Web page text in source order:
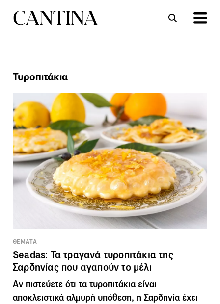
ΣΥΝΤΑΓΕΣ
Τυροπιτάκια
ΘΕΜΑΤΑ
Seadas: Τα τραγανά τυροπιτάκια της
Σαρδηνίας που αγαπούν το μέλι
Αν πιστεύετε ότι τα τυροπιτάκια είναι
αποκλειστικά αλμυρή υπόθεση, η Σαρδηνία έχει